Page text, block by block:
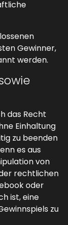
Gewinner,
werden.
das Recht
Einhaltung
zu beenden
es aus
von
rechtlichen
oder
ist, eine
zu